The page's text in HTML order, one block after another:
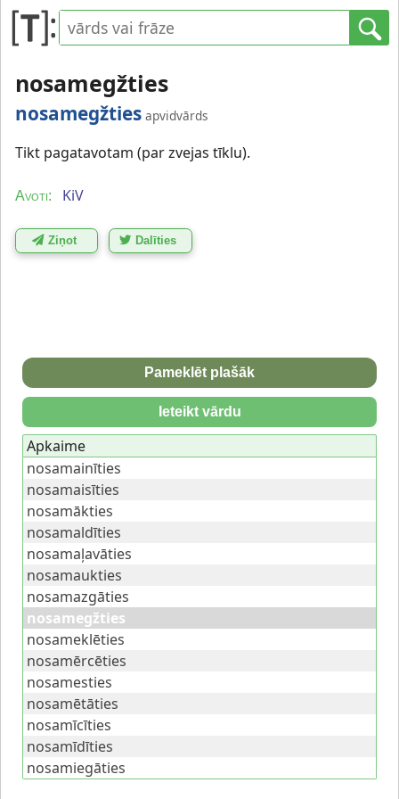
nosamegžties
nosamegžties apvidvārds
Tikt pagatavotam (par zvejas tīklu).
Avoti: KiV
Ziņot Dalīties
Pameklēt plašāk
Ieteikt vārdu
Apkaime
nosamainīties
nosamaisīties
nosamākties
nosamaldīties
nosamaļavāties
nosamaukties
nosamazgāties
nosamegžties
nosameklēties
nosamērcēties
nosamesties
nosamētāties
nosamīcīties
nosamīdīties
nosamiegāties